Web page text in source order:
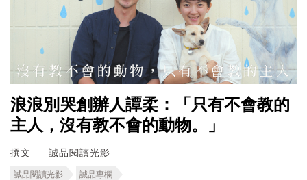
浪浪別哭創辦人譚柔：「只有不會教的
主人，沒有教不會的動物。」
撰文 誠品閱讀光影
誠品閱讀光影 誠品專欄